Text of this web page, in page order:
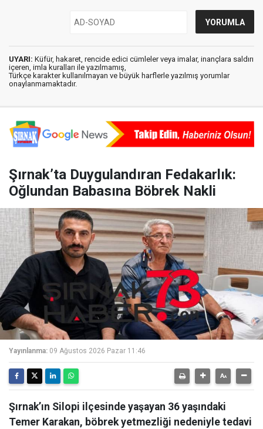
UYARI: Küfür, hakaret, rencide edici cümleler veya imalar, inançlara saldırı
içeren, imla kuralları ile yazılmamış,
Türkçe karakter kullanılmayan ve büyük harflerle yazılmış yorumlar
onaylanmamaktadır.
Şırnak’ta Duygulandıran Fedakarlık:
Oğlundan Babasına Böbrek Nakli
Yayınlanma: 09 Ağustos 2026 Pazar 11:46
Şırnak’ın Silopi ilçesinde yaşayan 36 yaşındaki
Temer Karakan, böbrek yetmezliği nedeniyle tedavi